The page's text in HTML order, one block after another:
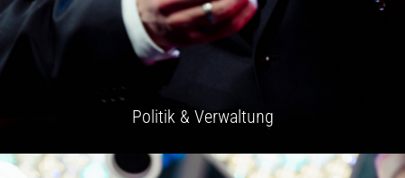
Politik & Verwaltung